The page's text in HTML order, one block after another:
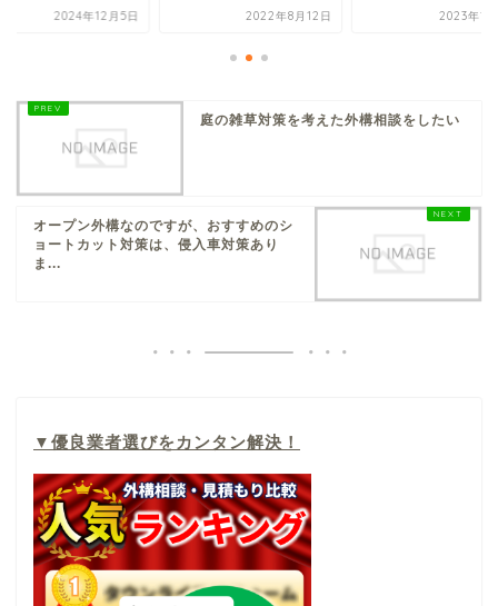
2024年12月5日 2022年8月12日 2023年1
庭の雑草対策を考えた外構相談をしたい
オープン外構なのですが、おすすめのシ
ョートカット対策は、侵入車対策あり
ま...
▼ 優良業者選びをカンタン解決！